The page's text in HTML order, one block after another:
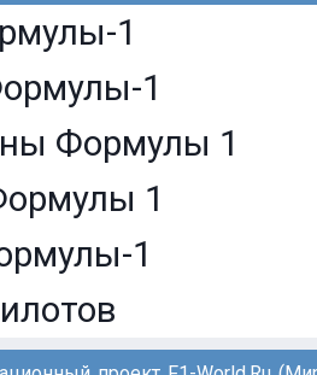
1
1
Формулы 1
1
1